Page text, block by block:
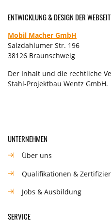
ENTWICKLUNG & DESIGN DER
Mobil Macher GmbH
Salzdahlumer Str. 196
38126 Braunschweig
Der Inhalt und die rechtliche
Stahl-Projektbau Wentz GmbH.
UNTERNEHMEN
Über uns
Qualifikationen &
Jobs & Ausbildung
SERVICE